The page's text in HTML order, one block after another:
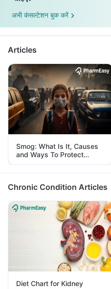
अभी कंसल्टेशन बुक करें
Articles
Smog: What Is It, Causes
and Ways To Protect
Yourself From It
Chronic Condition Articles
Diet Chart for Kidney